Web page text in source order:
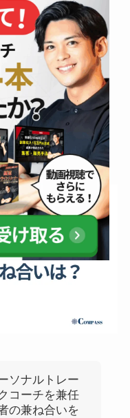
感化
とで伝
。
兼ね合い
ソナルトレー
コーチを兼任
の兼ね合いを